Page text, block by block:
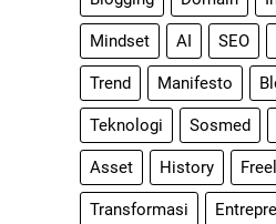
Mindset AI SEO
Trend Manifesto
Teknologi Sosmed
Asset History
Transformasi